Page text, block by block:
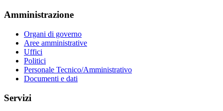
Amministrazione
Organi di governo
Aree amministrative
Uffici
Politici
Personale Tecnico/Amministrativo
Documenti e dati
Servizi